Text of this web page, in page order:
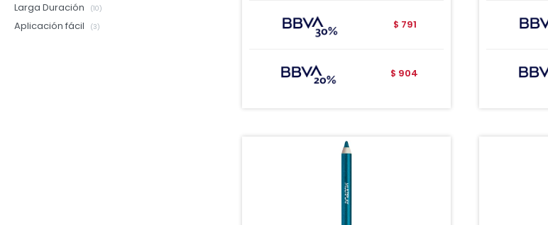
$ 791
$ 904
Larga Duración (10)
Aplicación fácil (3)